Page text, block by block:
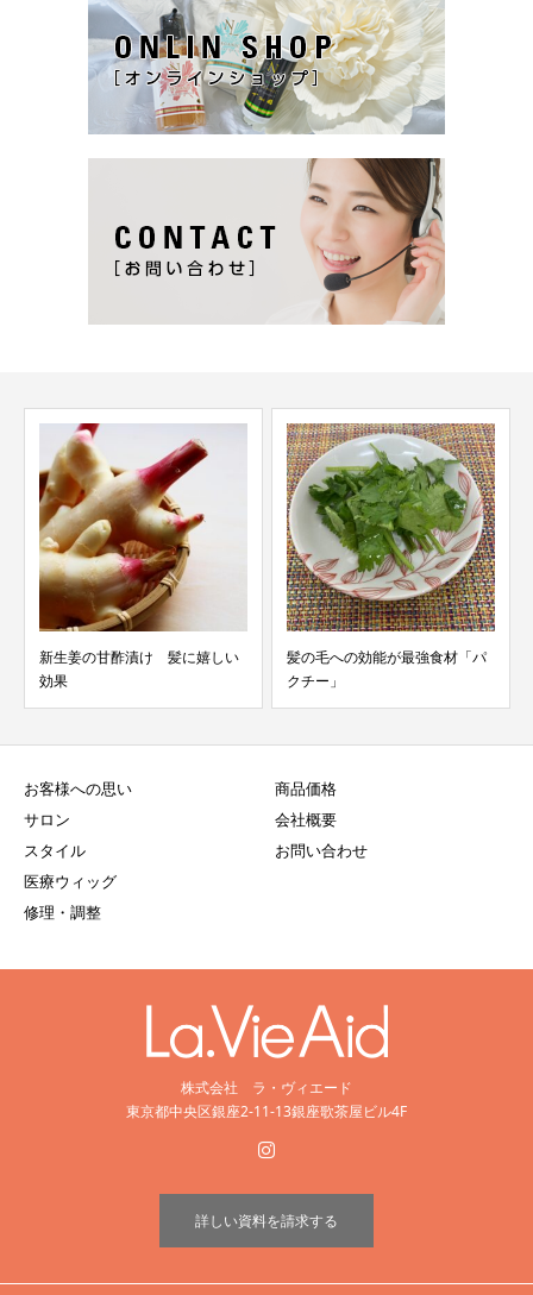
新生姜の甘酢漬け 髪に嬉しい
効果
髪の毛への効能が最強食材「パ
クチー」
お客様への思い
サロン
スタイル
医療ウィッグ
修理・調整
商品価格
会社概要
お問い合わせ
株式会社 ラ・ヴィエード
東京都中央区銀座2-11-13銀座歌茶屋ビル4F
詳しい資料を請求する